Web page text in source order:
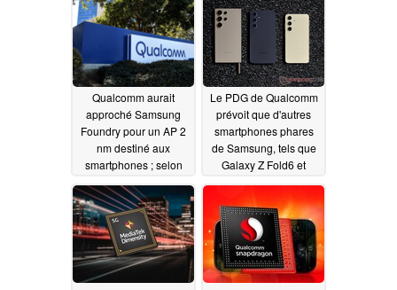
02/27/2024 02/26/2024
Qualcomm aurait
approché Samsung
Foundry pour un AP 2
nm destiné aux
smartphones ; selon
une fuite, il pourrait
s'agir du Snapdragon 8
Gen 5 pour les
smartphones Galaxy
02/12/2024
Le PDG de Qualcomm
prévoit que d'autres
smartphones phares
de Samsung, tels que
Galaxy Z Fold6 et
Galaxy S25 Ultra,
seront lancés avec des
SoC de la série
Snapdragon 802/08/2024